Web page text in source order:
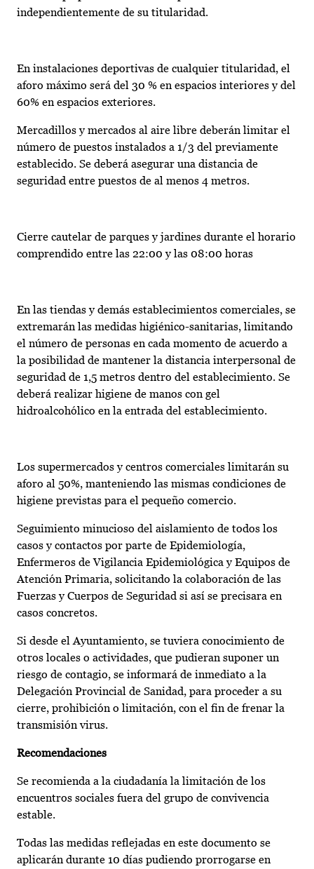
independientemente de su titularidad.
En instalaciones deportivas de cualquier titularidad, el
aforo máximo será del 30 % en espacios interiores y del
60% en espacios exteriores.
Mercadillos y mercados al aire libre deberán limitar el
número de puestos instalados a 1/3 del previamente
establecido. Se deberá asegurar una distancia de
seguridad entre puestos de al menos 4 metros.
Cierre cautelar de parques y jardines durante el horario
comprendido entre las 22:00 y las 08:00 horas
En las tiendas y demás establecimientos comerciales, se
extremarán las medidas higiénico-sanitarias, limitando
el número de personas en cada momento de acuerdo a
la posibilidad de mantener la distancia interpersonal de
seguridad de 1,5 metros dentro del establecimiento. Se
deberá realizar higiene de manos con gel
hidroalcohólico en la entrada del establecimiento.
Los supermercados y centros comerciales limitarán su
aforo al 50%, manteniendo las mismas condiciones de
higiene previstas para el pequeño comercio.
Seguimiento minucioso del aislamiento de todos los
casos y contactos por parte de Epidemiología,
Enfermeros de Vigilancia Epidemiológica y Equipos de
Atención Primaria, solicitando la colaboración de las
Fuerzas y Cuerpos de Seguridad si así se precisara en
casos concretos.
Si desde el Ayuntamiento, se tuviera conocimiento de
otros locales o actividades, que pudieran suponer un
riesgo de contagio, se informará de inmediato a la
Delegación Provincial de Sanidad, para proceder a su
cierre, prohibición o limitación, con el fin de frenar la
transmisión virus.
Recomendaciones
Se recomienda a la ciudadanía la limitación de los
encuentros sociales fuera del grupo de convivencia
estable.
Todas las medidas reflejadas en este documento se
aplicarán durante 10 días pudiendo prorrogarse en